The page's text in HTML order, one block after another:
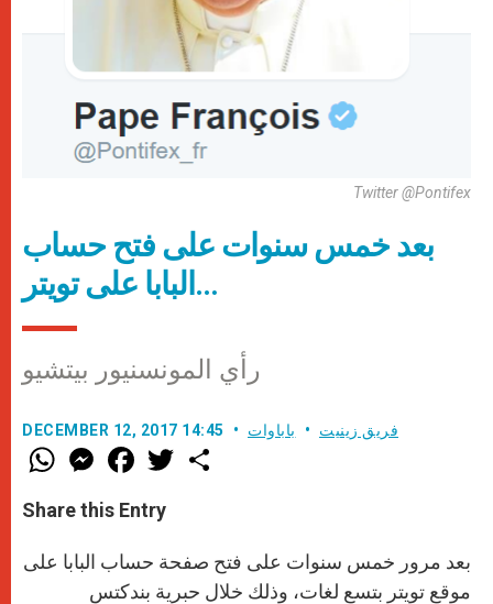
Twitter @Pontifex
بعد خمس سنوات على فتح حساب
البابا على تويتر…
رأي المونسنيور بيتشيو
DECEMBER 12, 2017 14:45 فريق زينيت باباوات
W
h
t
s
p
p
M
e
s
e
e
r
F
a
e
b
o
k
w
Share this Entry
بعد مرور خمس سنوات على فتح صفحة حساب البابا على
موقع تويتر بتسع لغات، وذلك خلال حبرية بندكتس